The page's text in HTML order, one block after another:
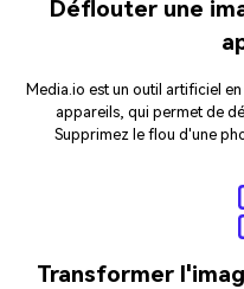
Déflouter une
Media.io est un outil artificiel
appareils, qui permet de
Supprimez le flou d'une
Transformer